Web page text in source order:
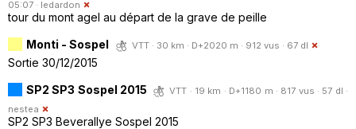
05:07 · ledardon
tour du mont agel au départ de la grave de peille
Monti - Sospel
VTT · 30 km · D+2020 m · 912 vus · 67 dl
Sortie 30/12/2015
SP2 SP3 Sospel 2015
VTT · 19 km · D+1180 m · 817 vus · 57 dl ·
nestea
SP2 SP3 Beverallye Sospel 2015